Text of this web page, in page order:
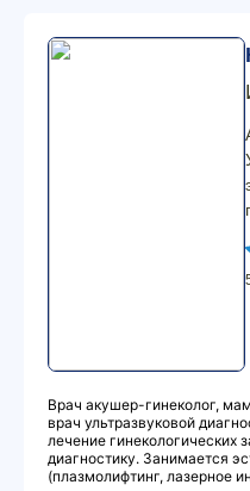
Врач акушер-гинеколог,
врач ультразвуковой
лечение гинекологических
диагностику. Занимается
(плазмолифтинг, лазерное